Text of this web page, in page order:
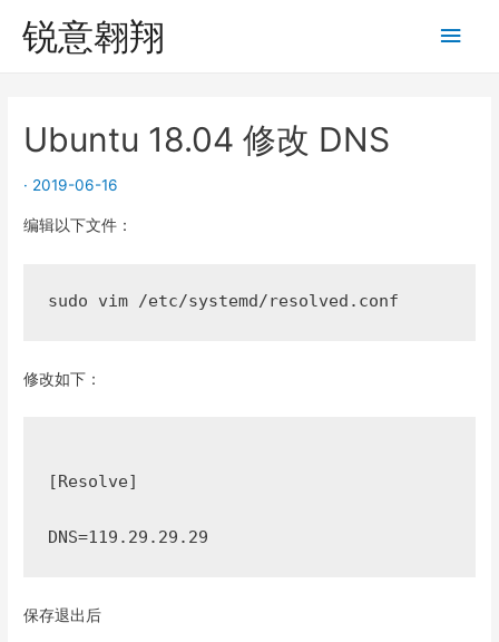
锐意翱翔
Main
Ubuntu 18.04 修改 DNS
· 2019-06-16
编辑以下文件：
sudo vim /etc/systemd/resolved.conf
修改如下：
[Resolve]
DNS=119.29.29.29
保存退出后